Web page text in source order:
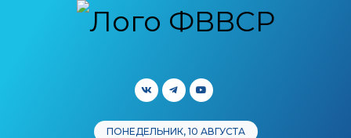
ПОНЕДЕЛЬНИК, 10 АВГУСТА